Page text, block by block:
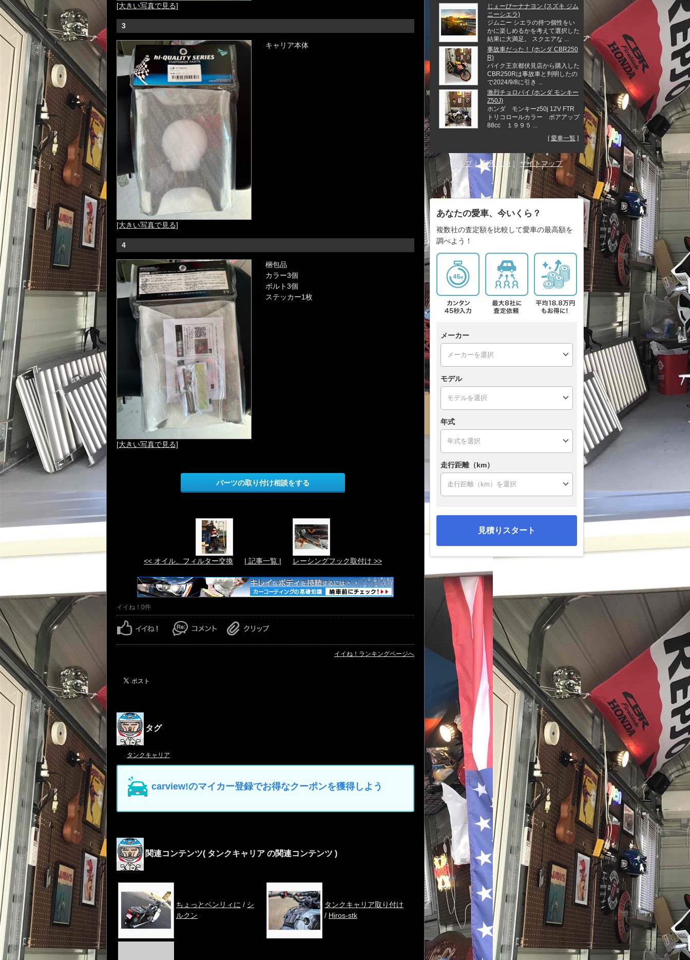
[大きい写真で見る]
3
[大きい写真で見る]
キャリア本体
4
[大きい写真で見る]
梱包品
カラー3個
ボルト3個
ステッカー1枚
パーツの取り付け相談をする
<< オイル、フィルター交換 | 記事一覧 | レーシングフック取付け >>
イイね！0件
イイね！ランキングページへ
タグ
タンクキャリア
carview!のマイカー登録でお得なクーポンを獲得しよう
関連コンテンツ( タンクキャリア の関連コンテンツ )
ちょっとベンリィに / シ
ルクン
タンクキャリア取り付け
/ Hiros-stk
じぇーびーナナヨン (スズキ ジム
ニーシエラ)
ジムニー シエラの持つ個性をい
かに楽しめるかを考えて選択した
結果に大満足。 スクエアな ...
事故車だった！ (ホンダ CBR250
R)
バイク王京都伏見店から購入した
CBR250Rは事故車と判明したの
で2024/9/8に引き ...
激烈チョロバイ (ホンダ モンキー
Z50J)
ホンダ モンキーz50j 12V FTR
トリコロールカラー ボアアップ
88cc １９９５ ...
[愛車一覧 ]
ヘルプ｜利用規約 ｜ サイトマップ
あなたの愛車、今いくら？
複数社の査定額を比較して愛車の最高額を
調べよう！
メーカー
モデル
年式
走行距離（km）
見積りスタート